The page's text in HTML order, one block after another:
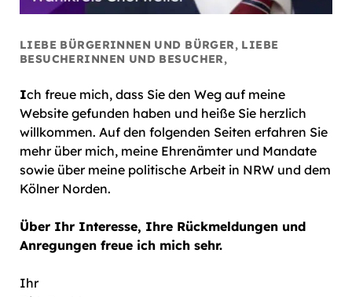
LIEBE BÜRGERINNEN UND BÜRGER, LIEBE
BESUCHERINNEN UND BESUCHER,
Ich freue mich, dass Sie den Weg auf meine
Website gefunden haben und heiße Sie herzlich
willkommen. Auf den folgenden Seiten erfahren Sie
mehr über mich, meine Ehrenämter und Mandate
sowie über meine politische Arbeit in NRW und dem
Kölner Norden.
Über Ihr Interesse, Ihre Rückmeldungen und
Anregungen freue ich mich sehr.
Ihr